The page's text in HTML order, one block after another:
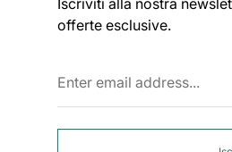
Iscriviti alla nostra
offerte esclusive.
email